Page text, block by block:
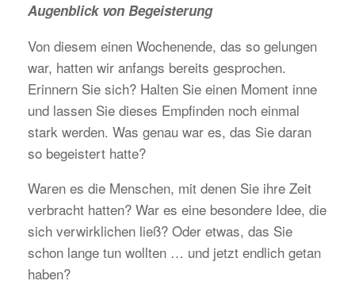
Augenblick von Begeisterung
Von diesem einen Wochenende, das so gelungen
war, hatten wir anfangs bereits gesprochen.
Erinnern Sie sich? Halten Sie einen Moment inne
und lassen Sie dieses Empfinden noch einmal
stark werden. Was genau war es, das Sie daran
so begeistert hatte?
Waren es die Menschen, mit denen Sie ihre Zeit
verbracht hatten? War es eine besondere Idee, die
sich verwirklichen ließ? Oder etwas, das Sie
schon lange tun wollten … und jetzt endlich getan
haben?